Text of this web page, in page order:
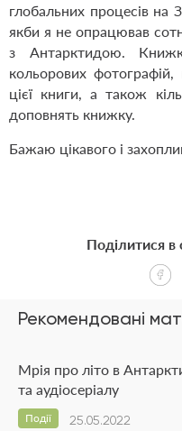
глобальних процесів на
якби я не опрацював
з Антарктидою.
кольорових
цієї книги, а також
доповнять книжку.
Бажаю цікавого і
Рекомендовані
Мрія про літо в
та аудіосеріалу
25.05.2022
Події
Поділитися в